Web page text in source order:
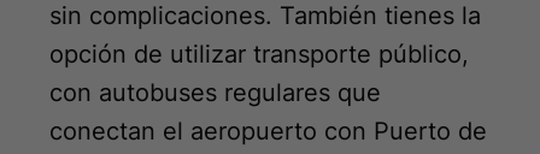
sin complicaciones. También tienes la
opción de utilizar transporte público,
con autobuses regulares que
conectan el aeropuerto con Puerto de